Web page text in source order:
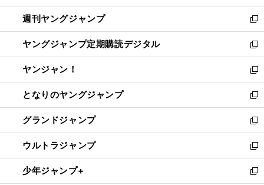
開
く
ウ
で
開
く
ン
ド
ウ
で
開
く
ウ
ィ
ン
ド
ウ
で
開
く
週刊ヤングジャンプ
新
し
い
ウ
ィ
ン
ド
ウ
で
開
く
ヤングジャンプ定期購読デジタル
新
し
い
ウ
ィ
ン
ド
ウ
で
開
く
ヤンジャン！
新
し
い
ウ
ィ
ン
ド
ウ
で
となりのヤングジャンプ
新
し
い
ウ
ィ
ン
ド
グランドジャンプ
新
し
い
ウ
ィ
ウルトラジャンプ
新
し
い
少年ジャンプ+
新